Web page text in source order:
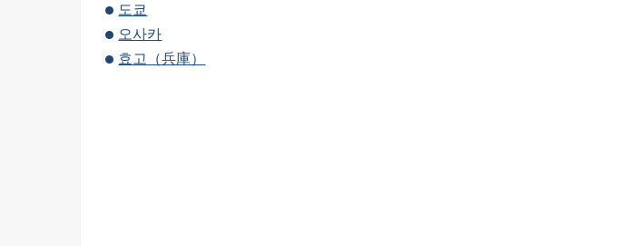
도쿄
오사카
효고（兵庫）